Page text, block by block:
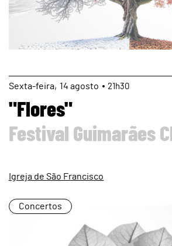
page
14 agosto
Sexta 21h30
"Flores"
Festival Guimarães
Igreja de São Francisco
Concertos